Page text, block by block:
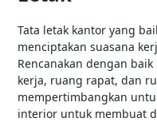
Tata letak kantor yang
menciptakan suasana
Rencanakan dengan
kerja, ruang rapat, dan
mempertimbangkan
interior untuk membuat